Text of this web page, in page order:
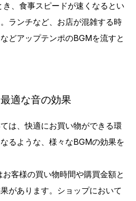
、食事スピードが速くなるとい
ランチなど、お店が混雑する時
どアップテンポのBGMを流すと
適な音の効果
は、快適にお買い物ができる環
るような、様々なBGMの効果を
客様の買い物時間や購買金額と
があります。ショップにおいて